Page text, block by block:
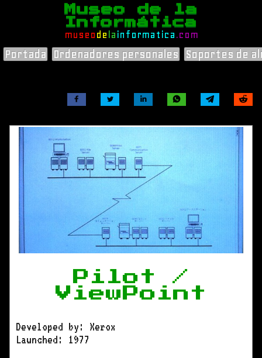
Museo de la
Informática
museo de la informatica .com
Portada Ordenadores personales Soportes de
Pilot /
ViewPoint
Developed by: Xerox
Launched: 1977